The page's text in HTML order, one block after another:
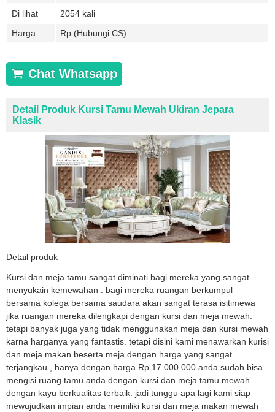
Di lihat
2054 kali
Harga
Rp (Hubungi CS)
Chat Whatsapp
Detail Produk Kursi Tamu Mewah Ukiran Jepara
Klasik
Detail produk
Kursi dan meja tamu sangat diminati bagi mereka yang sangat
menyukain kemewahan . bagi mereka ruangan berkumpul
bersama kolega bersama saudara akan sangat terasa isitimewa
jika ruangan mereka dilengkapi dengan kursi dan meja mewah.
tetapi banyak juga yang tidak menggunakan meja dan kursi mewah
karna harganya yang fantastis. tetapi disini kami menawarkan kurisi
dan meja makan beserta meja dengan harga yang sangat
terjangkau , hanya dengan harga Rp 17.000.000 anda sudah bisa
mengisi ruang tamu anda dengan kursi dan meja tamu mewah
dengan kayu berkualitas terbaik. jadi tunggu apa lagi kami siap
mewujudkan impian anda memiliki kursi dan meja makan mewah